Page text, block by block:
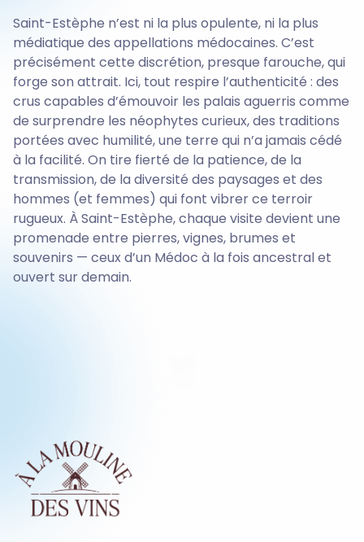
Saint-Estèphe n’est ni la plus opulente, ni la plus
médiatique des appellations médocaines. C’est
précisément cette discrétion, presque farouche, qui
forge son attrait. Ici, tout respire l’authenticité : des
crus capables d’émouvoir les palais aguerris comme
de surprendre les néophytes curieux, des traditions
portées avec humilité, une terre qui n’a jamais cédé
à la facilité. On tire fierté de la patience, de la
transmission, de la diversité des paysages et des
hommes (et femmes) qui font vibrer ce terroir
rugueux. À Saint-Estèphe, chaque visite devient une
promenade entre pierres, vignes, brumes et
souvenirs — ceux d’un Médoc à la fois ancestral et
ouvert sur demain.